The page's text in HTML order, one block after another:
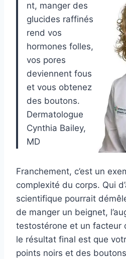
nt, manger des
glucides raffinés
rend vos
hormones folles,
vos pores
deviennent fous
et vous obtenez
des boutons.
Dermatologue
Cynthia Bailey,
MD
Franchement, c’est un
complexité du corps. Qui
scientifique pourrait
de manger un beignet,
testostérone et un facteur
le résultat final est que
points noirs et des